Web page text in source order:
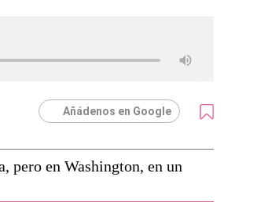
Añádenos en Google
pero en Washington, en un